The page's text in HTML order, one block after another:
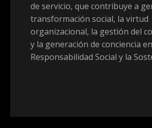
de servicio, que contribuye a
transformación social, la virtud
organizacional, la gestión del
y la generación de conciencia
Responsabilidad Social y la